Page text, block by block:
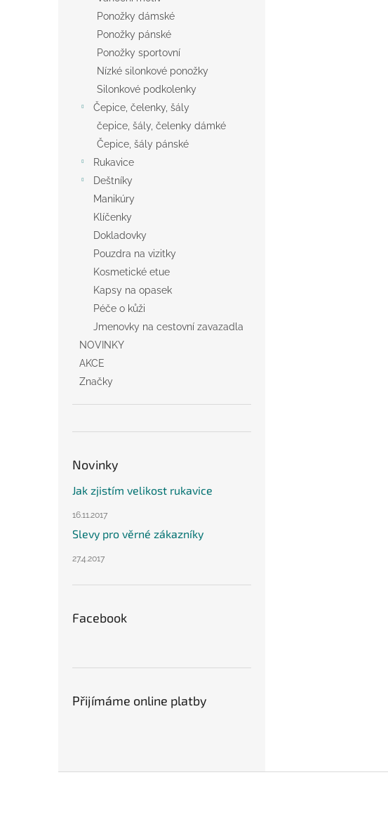
Ponožky dámské
Ponožky pánské
Ponožky sportovní
Nízké silonkové ponožky
Silonkové podkolenky
Čepice, čelenky, šály
čepice, šály, čelenky dámké
Čepice, šály pánské
Rukavice
Deštníky
Manikúry
Klíčenky
Dokladovky
Pouzdra na vizitky
Kosmetické etue
Kapsy na opasek
Péče o kůži
Jmenovky na cestovní zavazadla
NOVINKY
AKCE
Značky
Novinky
Jak zjistím velikost rukavice
16.11.2017
Slevy pro věrné zákazníky
27.4.2017
Facebook
Přijímáme online platby